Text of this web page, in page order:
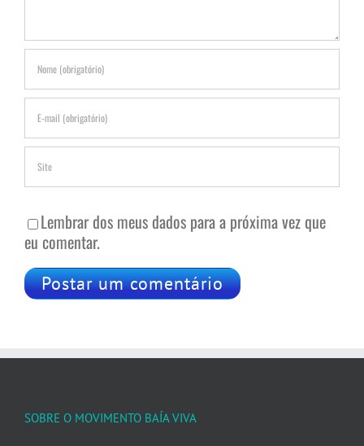
Lembrar dos meus dados para a próxima vez que
eu comentar.
SOBRE O MOVIMENTO BAÍA VIVA